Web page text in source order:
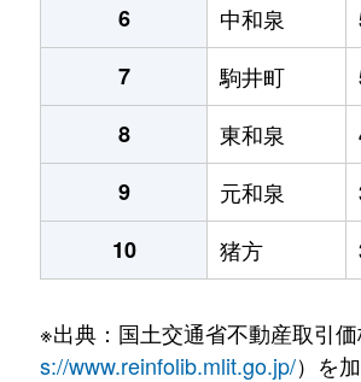
6
中和泉
7
駒井町
8
東和泉
9
元和泉
10
猪方
※出典：国土交通省不動産取引
s://www.reinfolib.mlit.go.jp/）を